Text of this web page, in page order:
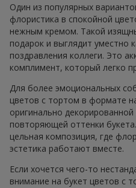
Один из популярных
флористика в спокойной
нежным кремом. Такой
подарок и выглядит уместно
поздравления коллеги. Это
комплимент, который легко
Для более эмоциональных
цветов с тортом в формате
оригинально
повторяющей оттенки
цельная композиция, где
эстетика работают вместе.
Если хочется чего-то
внимание на букет цветов с